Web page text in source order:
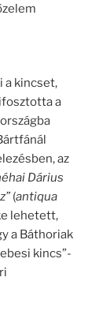
a kincset,
a
az
Dárius
(antiqua
lehetett,
a Báthoriak
kincs”-